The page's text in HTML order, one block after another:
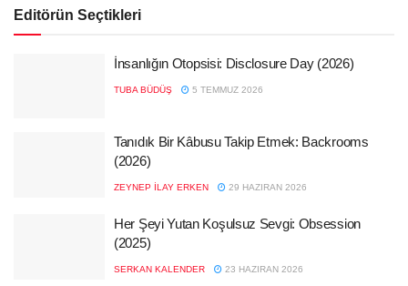
Editörün Seçtikleri
İnsanlığın Otopsisi: Disclosure Day (2026)
TUBA BÜDÜŞ 5 TEMMUZ 2026
Tanıdık Bir Kâbusu Takip Etmek: Backrooms
(2026)
ZEYNEP İLAY ERKEN 29 HAZIRAN 2026
Her Şeyi Yutan Koşulsuz Sevgi: Obsession
(2025)
SERKAN KALENDER 23 HAZIRAN 2026